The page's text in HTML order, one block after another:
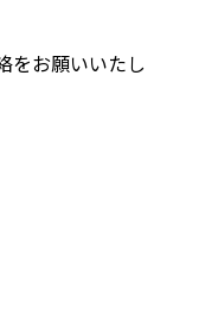
をお願いいたし